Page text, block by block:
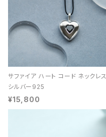
サファイア ハート コード ネックレス
シルバー925
¥15,800